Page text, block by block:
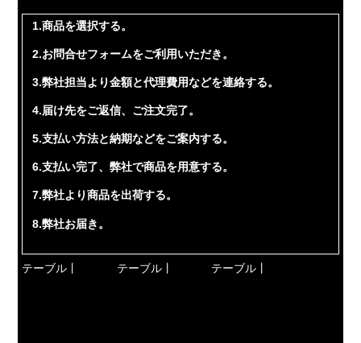
1.商品を選択する。
2.お問合せフォームをご利用いただき。
3.弊社担当より金額と代理費用などを連絡する。
4.届け先をご返信、ご注文完了。
5.支払い方法と納期などをご案内する。
6.支払い完了、弊社で商品を用意する。
7.弊社より商品を出荷する。
8.弊社お届き。
テーブル丨 テーブル丨 テーブル丨